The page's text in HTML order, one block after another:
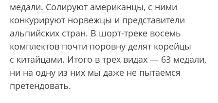
медали. Солируют американцы, с ними
конкурируют норвежцы и представители
альпийских стран. В шорт-треке восемь
комплектов почти поровну делят корейцы
с китайцами. Итого в трех видах — 63 медали,
ни на одну из них мы даже не пытаемся
претендовать.